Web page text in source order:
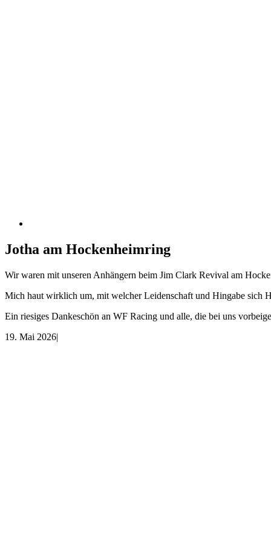
Jotha am Hockenheimring
Wir waren mit unseren Anhängern beim Jim Clark Revival am
Mich haut wirklich um, mit welcher Leidenschaft und Hingabe sich
Ein riesiges Dankeschön an WF Racing und alle, die bei uns
19. Mai 2026|